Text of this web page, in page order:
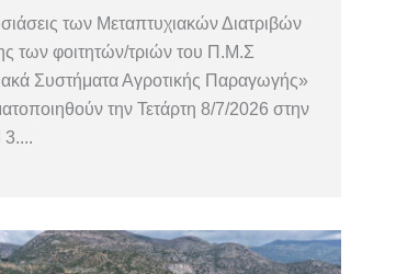
των Μεταπτυχιακών Διατριβών
των φοιτητών/τριών του Π.Μ.Σ
Συστήματα Αγροτικής Παραγωγής»
την Τετάρτη 8/7/2026 στην
3....